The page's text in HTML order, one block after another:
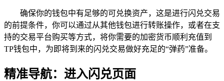
确保你的钱包中有足够的可兑换资产，这是进行闪兑交易
的前提条件，你可以通过从其他钱包进行转账操作，或者在支
持的交易平台购买等方式，将你需要的加密货币顺利充值到
TP钱包中，为即将到来的闪兑交易做好充足的“弹药”准备。
精准导航：进入闪兑页面